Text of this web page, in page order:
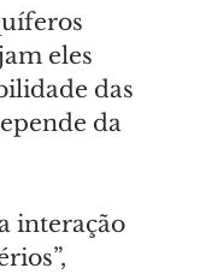
eles
das
da
interação